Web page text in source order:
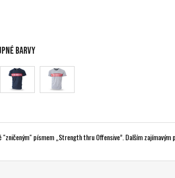
barvy
písmem „Strength thru Offensive”. Dalším